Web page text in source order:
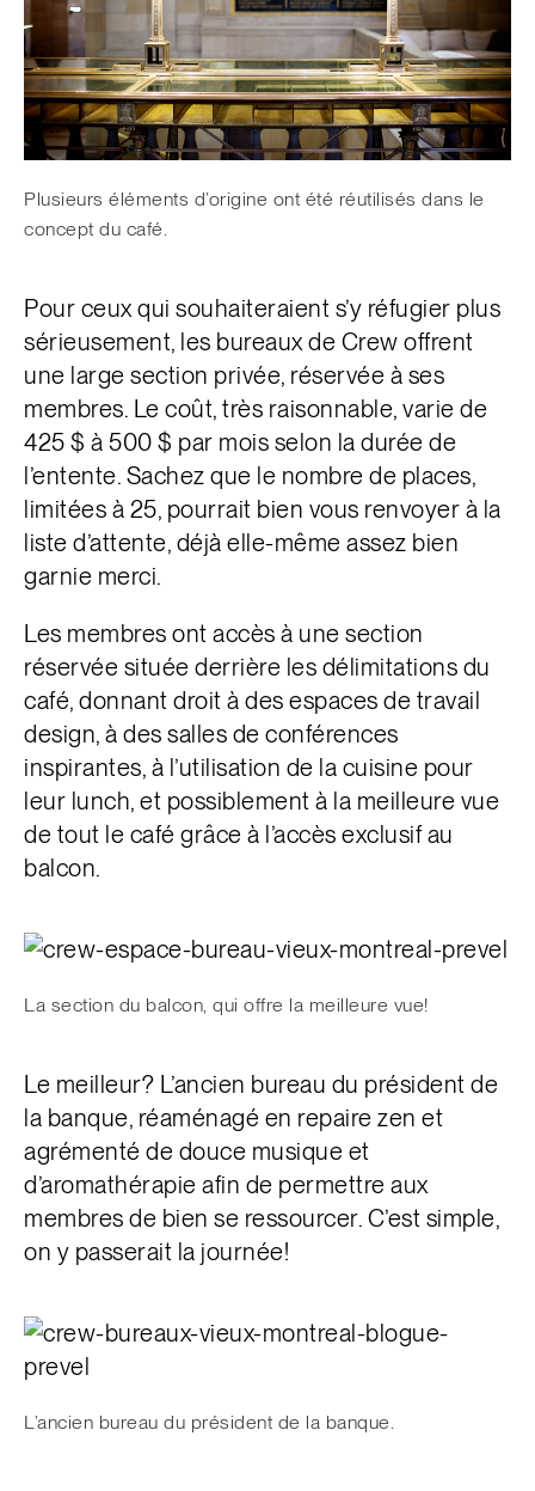
Plusieurs éléments d’origine ont été réutilisés dans le
concept du café.
Pour ceux qui souhaiteraient s’y réfugier plus
sérieusement, les bureaux de Crew offrent
une large section privée, réservée à ses
membres. Le coût, très raisonnable, varie de
425 $ à 500 $ par mois selon la durée de
l’entente. Sachez que le nombre de places,
limitées à 25, pourrait bien vous renvoyer à la
liste d’attente, déjà elle-même assez bien
garnie merci.
Les membres ont accès à une section
réservée située derrière les délimitations du
café, donnant droit à des espaces de travail
design, à des salles de conférences
inspirantes, à l’utilisation de la cuisine pour
leur lunch, et possiblement à la meilleure vue
de tout le café grâce à l’accès exclusif au
balcon.
La section du balcon, qui offre la meilleure vue!
Le meilleur? L’ancien bureau du président de
la banque, réaménagé en repaire zen et
agrémenté de douce musique et
d’aromathérapie afin de permettre aux
membres de bien se ressourcer. C’est simple,
on y passerait la journée!
L’ancien bureau du président de la banque.